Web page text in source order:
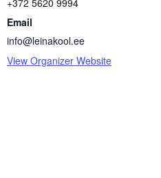
+372 5620 9994
Email
info@leinakool.ee
View Organizer Website